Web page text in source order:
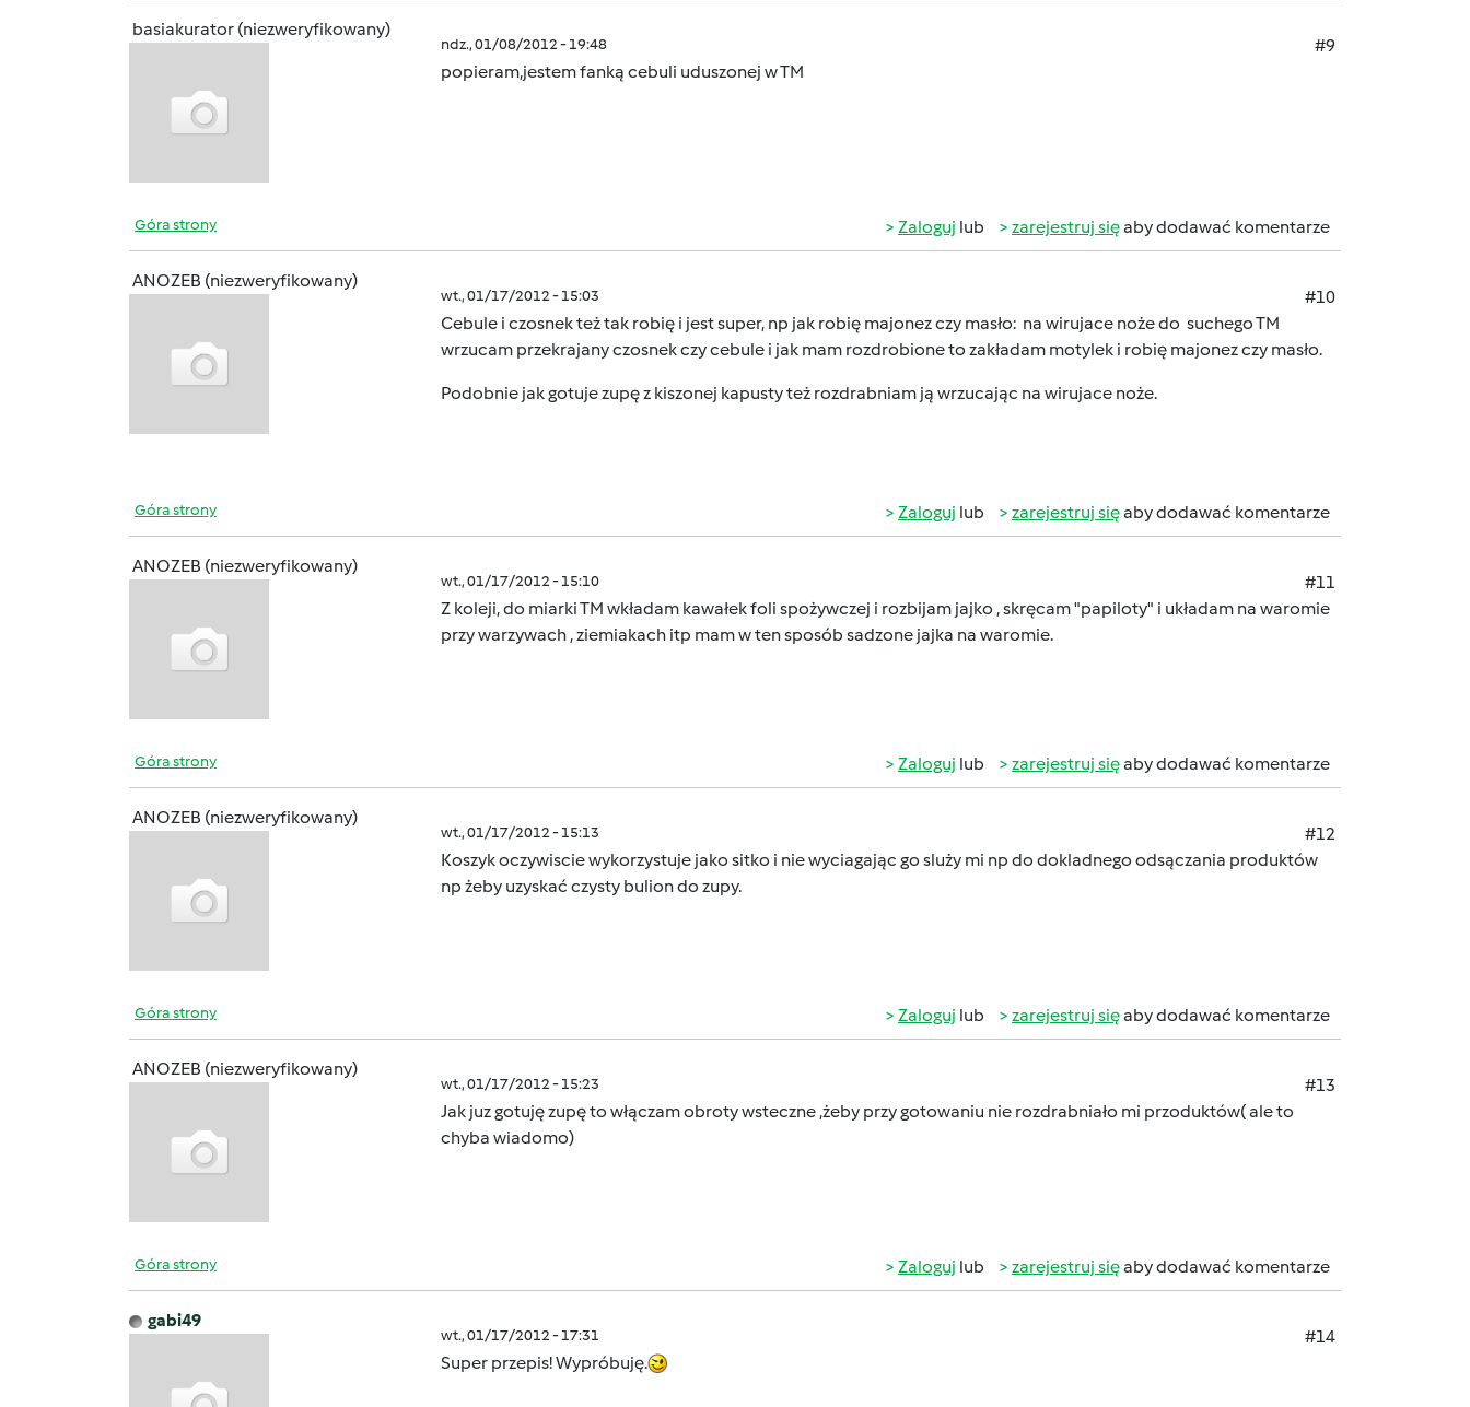
basiakurator (niezweryfikowany)
ndz., 01/08/2012 - 19:48
#9
popieram,jestem fanką cebuli uduszonej w TM
Góra strony Zaloguj lub zarejestruj sięaby dodawać komentarze
ANOZEB (niezweryfikowany)
wt., 01/17/2012 - 15:03
#10
Cebule i czosnek też tak robię i jest super, np jak robię majonez czy masło: na wirujace noże do suchego TM
wrzucam przekrajany czosnek czy cebule i jak mam rozdrobione to zakładam motylek i robię majonez czy masło.
Podobnie jak gotuje zupę z kiszonej kapusty też rozdrabniam ją wrzucając na wirujace noże.
Góra strony Zaloguj lub zarejestruj sięaby dodawać komentarze
ANOZEB (niezweryfikowany)
wt., 01/17/2012 - 15:10
#11
Z koleji, do miarki TM wkładam kawałek foli spożywczej i rozbijam jajko , skręcam "papiloty" i układam na waromie
przy warzywach , ziemiakach itp mam w ten sposób sadzone jajka na waromie.
Góra strony Zaloguj lub zarejestruj sięaby dodawać komentarze
ANOZEB (niezweryfikowany)
wt., 01/17/2012 - 15:13
#12
Koszyk oczywiscie wykorzystuje jako sitko i nie wyciagając go sluży mi np do dokladnego odsączania produktów
np żeby uzyskać czysty bulion do zupy.
Góra strony Zaloguj lub zarejestruj sięaby dodawać komentarze
ANOZEB (niezweryfikowany)
wt., 01/17/2012 - 15:23
#13
Jak juz gotuję zupę to włączam obroty wsteczne ,żeby przy gotowaniu nie rozdrabniało mi przoduktów( ale to
chyba wiadomo)
Góra strony Zaloguj lub zarejestruj sięaby dodawać komentarze
gabi49
wt., 01/17/2012 - 17:31
#14
Super przepis! Wypróbuję.